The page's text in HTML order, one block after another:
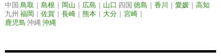
中国 鳥取 ｜ 島根 ｜ 岡山 ｜ 広島 ｜ 山口 四国 徳島 ｜ 香川 ｜ 愛媛 ｜ 高知
九州 福岡 ｜ 佐賀 ｜ 長崎 ｜ 熊本 ｜ 大分 ｜ 宮崎 ｜
鹿児島 沖縄 沖縄